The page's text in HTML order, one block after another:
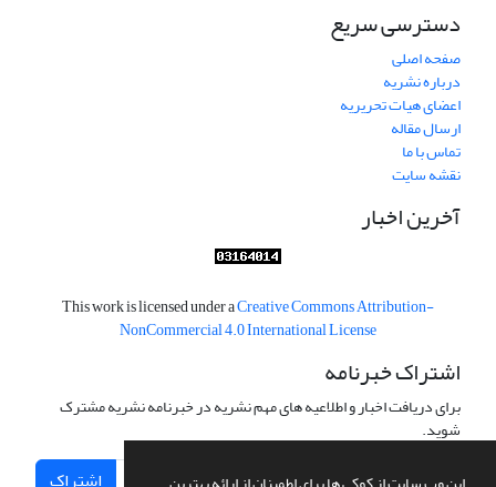
دسترسی سریع
صفحه اصلی
درباره نشریه
اعضای هیات تحریریه
ارسال مقاله
تماس با ما
نقشه سایت
آخرین اخبار
This work is licensed under aCreative Commons Attribution-
NonCommercial 4.0 International License
اشتراک خبرنامه
برای دریافت اخبار و اطلاعیه های مهم نشریه در خبرنامه نشریه مشترک
شوید.